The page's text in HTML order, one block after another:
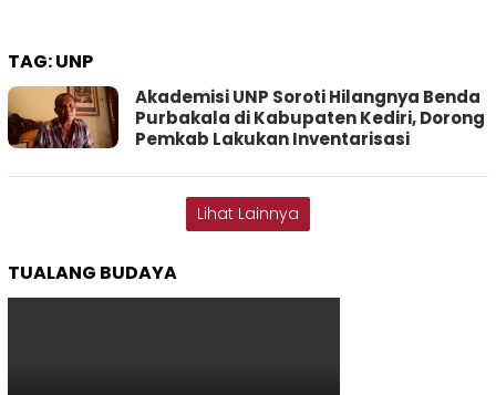
TAG:UNP
Akademisi UNP Soroti Hilangnya Benda
Purbakala di Kabupaten Kediri, Dorong
Pemkab Lakukan Inventarisasi
Lihat Lainnya
TUALANG BUDAYA